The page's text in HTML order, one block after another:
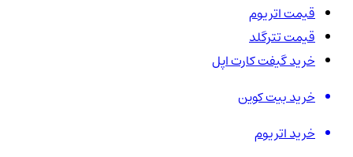
قیمت اتریوم
قیمت تترگلد
خرید گیفت کارت اپل
خرید بیت کوین
خرید اتریوم